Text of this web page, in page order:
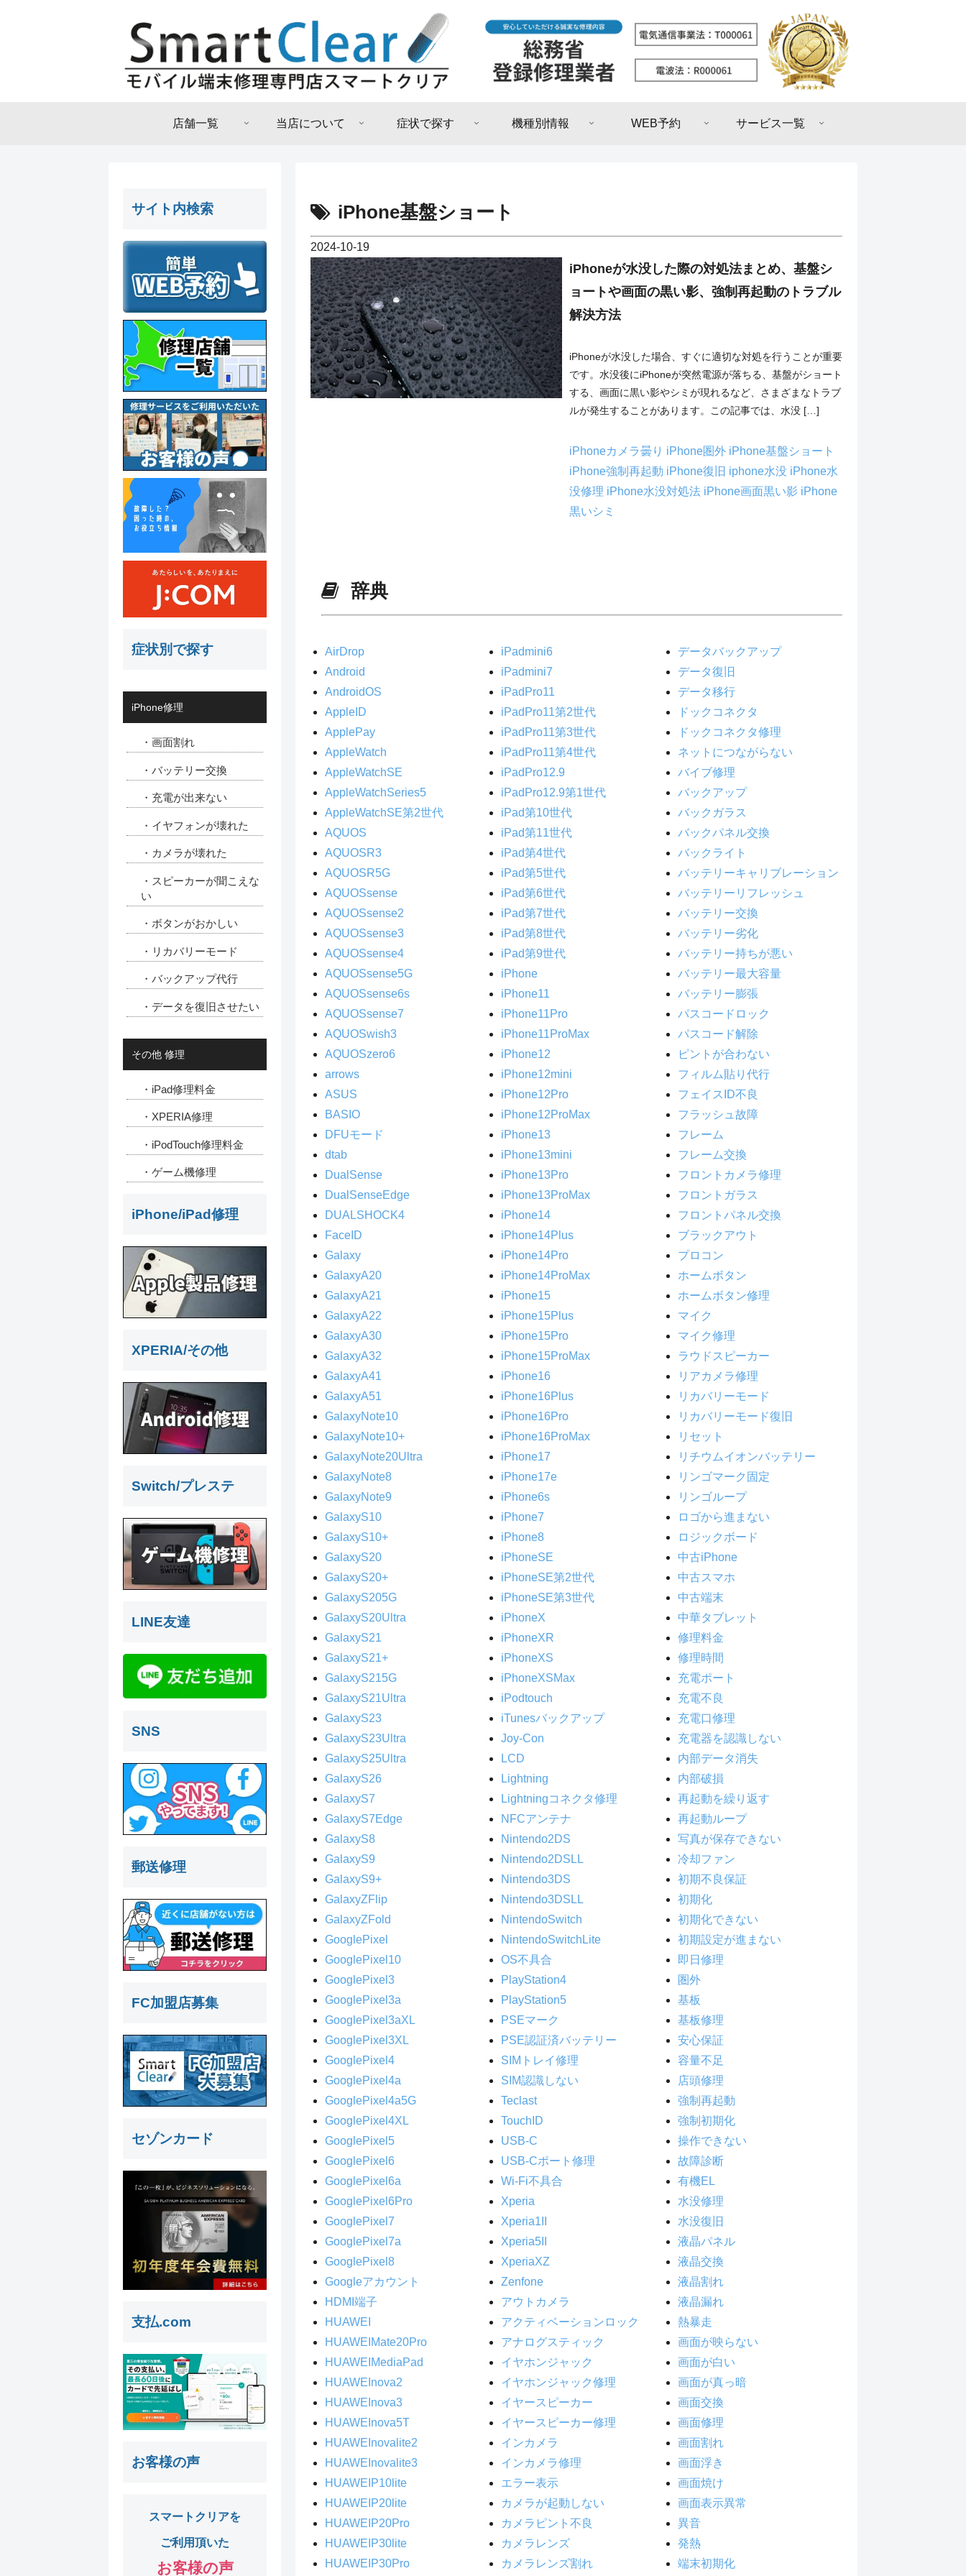
店舗一覧 当店について 症状で探す 機種別情報 WEB予約 サービス一覧
iPhone基盤ショート
2024-10-19
iPhoneが水没した際の対処法まとめ、基盤シ
ョートや画面の黒い影、強制再起動のトラブル
解決方法
iPhoneが水没した場合、すぐに適切な対処を行うことが重要
です。水没後にiPhoneが突然電源が落ちる、基盤がショート
する、画面に黒い影やシミが現れるなど、さまざまなトラブ
ルが発生することがあります。この記事では、水没 […]
iPhoneカメラ曇り iPhone圏外 iPhone基盤ショート
iPhone強制再起動 iPhone復旧 iphone水没 iPhone水
没修理 iPhone水没対処法 iPhone画面黒い影 iPhone
黒いシミ
辞典
AirDrop
Android
AndroidOS
AppleID
ApplePay
AppleWatch
AppleWatchSE
AppleWatchSeries5
AppleWatchSE第2世代
AQUOS
AQUOSR3
AQUOSR5G
AQUOSsense
AQUOSsense2
AQUOSsense3
AQUOSsense4
AQUOSsense5G
AQUOSsense6s
AQUOSsense7
AQUOSwish3
AQUOSzero6
arrows
ASUS
BASIO
DFUモード
dtab
DualSense
DualSenseEdge
DUALSHOCK4
FaceID
Galaxy
GalaxyA20
GalaxyA21
GalaxyA22
GalaxyA30
GalaxyA32
GalaxyA41
GalaxyA51
GalaxyNote10
GalaxyNote10+
GalaxyNote20Ultra
GalaxyNote8
GalaxyNote9
GalaxyS10
GalaxyS10+
GalaxyS20
GalaxyS20+
GalaxyS205G
GalaxyS20Ultra
GalaxyS21
GalaxyS21+
GalaxyS215G
GalaxyS21Ultra
GalaxyS23
GalaxyS23Ultra
GalaxyS25Ultra
GalaxyS26
GalaxyS7
GalaxyS7Edge
GalaxyS8
GalaxyS9
GalaxyS9+
GalaxyZFlip
GalaxyZFold
GooglePixel
GooglePixel10
GooglePixel3
GooglePixel3a
GooglePixel3aXL
GooglePixel3XL
GooglePixel4
GooglePixel4a
GooglePixel4a5G
GooglePixel4XL
GooglePixel5
GooglePixel6
GooglePixel6a
GooglePixel6Pro
GooglePixel7
GooglePixel7a
GooglePixel8
Googleアカウント
HDMI端子
HUAWEI
HUAWEIMate20Pro
HUAWEIMediaPad
HUAWEInova2
HUAWEInova3
HUAWEInova5T
HUAWEInovalite2
HUAWEInovalite3
HUAWEIP10lite
HUAWEIP20lite
HUAWEIP20Pro
HUAWEIP30lite
HUAWEIP30Pro
iPadmini6
iPadmini7
iPadPro11
iPadPro11第2世代
iPadPro11第3世代
iPadPro11第4世代
iPadPro12.9
iPadPro12.9第1世代
iPad第10世代
iPad第11世代
iPad第4世代
iPad第5世代
iPad第6世代
iPad第7世代
iPad第8世代
iPad第9世代
iPhone
iPhone11
iPhone11Pro
iPhone11ProMax
iPhone12
iPhone12mini
iPhone12Pro
iPhone12ProMax
iPhone13
iPhone13mini
iPhone13Pro
iPhone13ProMax
iPhone14
iPhone14Plus
iPhone14Pro
iPhone14ProMax
iPhone15
iPhone15Plus
iPhone15Pro
iPhone15ProMax
iPhone16
iPhone16Plus
iPhone16Pro
iPhone16ProMax
iPhone17
iPhone17e
iPhone6s
iPhone7
iPhone8
iPhoneSE
iPhoneSE第2世代
iPhoneSE第3世代
iPhoneX
iPhoneXR
iPhoneXS
iPhoneXSMax
iPodtouch
iTunesバックアップ
Joy-Con
LCD
Lightning
Lightningコネクタ修理
NFCアンテナ
Nintendo2DS
Nintendo2DSLL
Nintendo3DS
Nintendo3DSLL
NintendoSwitch
NintendoSwitchLite
OS不具合
PlayStation4
PlayStation5
PSEマーク
PSE認証済バッテリー
SIMトレイ修理
SIM認識しない
Teclast
TouchID
USB-C
USB-Cポート修理
Wi-Fi不具合
Xperia
Xperia1II
Xperia5II
XperiaXZ
Zenfone
アウトカメラ
アクティベーションロック
アナログスティック
イヤホンジャック
イヤホンジャック修理
イヤースピーカー
イヤースピーカー修理
インカメラ
インカメラ修理
エラー表示
カメラが起動しない
カメラピント不良
カメラレンズ
カメラレンズ割れ
データバックアップ
データ復旧
データ移行
ドックコネクタ
ドックコネクタ修理
ネットにつながらない
バイブ修理
バックアップ
バックガラス
バックパネル交換
バックライト
バッテリーキャリブレーション
バッテリーリフレッシュ
バッテリー交換
バッテリー劣化
バッテリー持ちが悪い
バッテリー最大容量
バッテリー膨張
パスコードロック
パスコード解除
ピントが合わない
フィルム貼り代行
フェイスID不良
フラッシュ故障
フレーム
フレーム交換
フロントカメラ修理
フロントガラス
フロントパネル交換
ブラックアウト
プロコン
ホームボタン
ホームボタン修理
マイク
マイク修理
ラウドスピーカー
リアカメラ修理
リカバリーモード
リカバリーモード復旧
リセット
リチウムイオンバッテリー
リンゴマーク固定
リンゴループ
ロゴから進まない
ロジックボード
中古iPhone
中古スマホ
中古端末
中華タブレット
修理料金
修理時間
充電ポート
充電不良
充電口修理
充電器を認識しない
内部データ消失
内部破損
再起動を繰り返す
再起動ループ
写真が保存できない
冷却ファン
初期不良保証
初期化
初期化できない
初期設定が進まない
即日修理
圏外
基板
基板修理
安心保証
容量不足
店頭修理
強制再起動
強制初期化
操作できない
故障診断
有機EL
水没修理
水没復旧
液晶パネル
液晶交換
液晶割れ
液晶漏れ
熱暴走
画面が映らない
画面が白い
画面が真っ暗
画面交換
画面修理
画面割れ
画面浮き
画面焼け
画面表示異常
異音
発熱
端末初期化
サイト内検索
症状別で探す
iPhone修理
・画面割れ
・バッテリー交換
・充電が出来ない
・イヤフォンが壊れた
・カメラが壊れた
・スピーカーが聞こえな
い
・ボタンがおかしい
・リカバリーモード
・バックアップ代行
・データを復旧させたい
その他 修理
・iPad修理料金
・XPERIA修理
・iPodTouch修理料金
・ゲーム機修理
iPhone/iPad修理
XPERIA/その他
Switch/プレステ
LINE友達
SNS
郵送修理
FC加盟店募集
セゾンカード
支払.com
お客様の声
スマートクリアを
ご利用頂いた
お客様の声